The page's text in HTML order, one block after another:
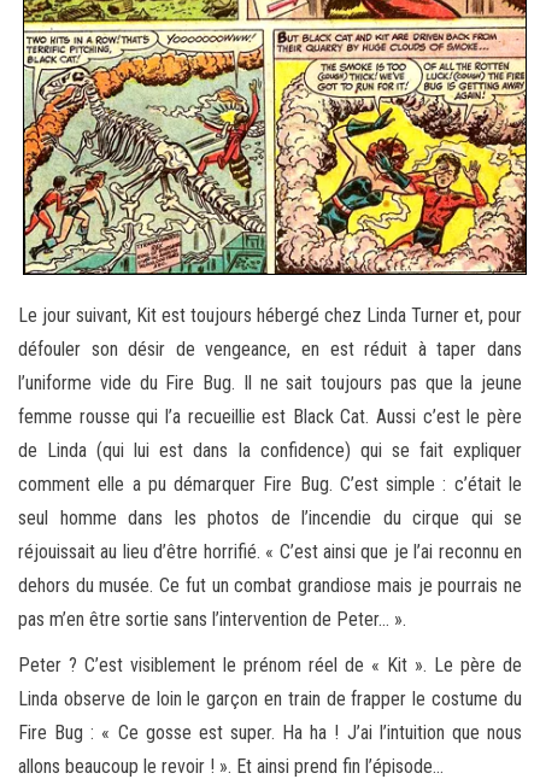
Le jour suivant, Kit est toujours hébergé chez Linda Turner et, pour
défouler son désir de vengeance, en est réduit à taper dans
l’uniforme vide du Fire Bug. Il ne sait toujours pas que la jeune
femme rousse qui l’a recueillie est Black Cat. Aussi c’est le père
de Linda (qui lui est dans la confidence) qui se fait expliquer
comment elle a pu démarquer Fire Bug. C’est simple : c’était le
seul homme dans les photos de l’incendie du cirque qui se
réjouissait au lieu d’être horrifié. « C’est ainsi que je l’ai reconnu en
dehors du musée. Ce fut un combat grandiose mais je pourrais ne
pas m’en être sortie sans l’intervention de Peter… ».
Peter ? C’est visiblement le prénom réel de « Kit ». Le père de
Linda observe de loin le garçon en train de frapper le costume du
Fire Bug : « Ce gosse est super. Ha ha ! J’ai l’intuition que nous
allons beaucoup le revoir ! ». Et ainsi prend fin l’épisode…